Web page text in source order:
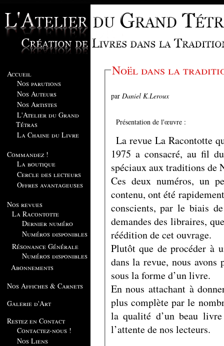
Accueil
Nos parutions
Nos Auteurs
Nos Artistes
L'Atelier du Grand
Tétras
La Chaine du Livre
Commandez !
La boutique
Cercle des lecteurs
Offres avantageuses
Nos revues
La Racontotte
Dernier numéro
Numéros disponibles
Résonance Générale
Numéros disponibles
Abonnements
Nos Affiches & Carnets
Galerie d'Art
Restez en Contact
Contactez-nous !
Nos Liens
Noël dans la
par Daniel K.Leroux
Présentation de l'œuvre :
La revue La Racontotte
1975 a consacré, au fil
spéciaux aux traditions de
Ces deux numéros, un
contenu, ont été
conscients, par le biais
demandes des libraires,
réédition de cet ouvrage.
Plutôt que de procéder à
dans la revue, nous avons
sous la forme d’un livre.
En nous attachant à
plus complète par le
la qualité d’un beau
l’attente de nos lecteurs.